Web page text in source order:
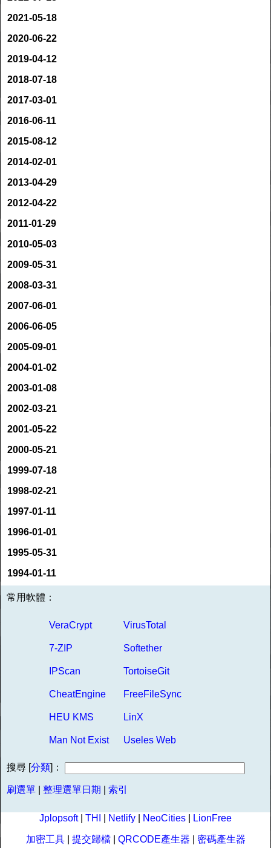
2021-05-18
2020-06-22
2019-04-12
2018-07-18
2017-03-01
2016-06-11
2015-08-12
2014-02-01
2013-04-29
2012-04-22
2011-01-29
2010-05-03
2009-05-31
2008-03-31
2007-06-01
2006-06-05
2005-09-01
2004-01-02
2003-01-08
2002-03-21
2001-05-22
2000-05-21
1999-07-18
1998-02-21
1997-01-11
1996-01-01
1995-05-31
1994-01-11
常用軟體：
VeraCrypt VirusTotal
7-ZIP Softether
IPScan TortoiseGit
CheatEngine FreeFileSync
HEU KMS LinX
Man Not Exist Useles Web
搜尋 [分類]：
刷選單 整理選單日期 索引
Jplopsoft| THI Netlify NeoCities LionFree
加密工具| 提交歸檔| QRCODE產生器 密碼產生器